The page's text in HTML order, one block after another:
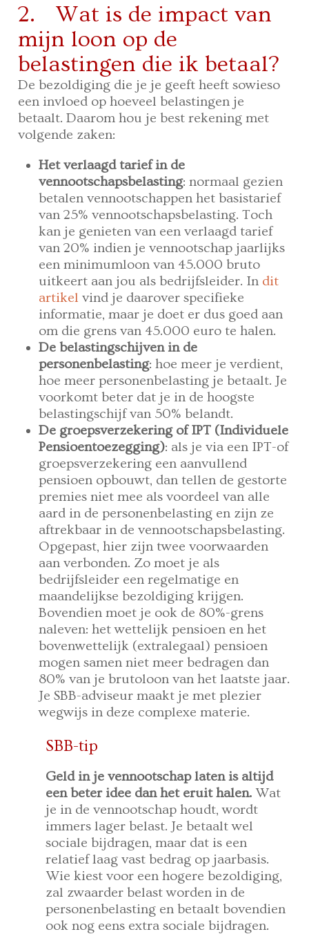
2. Wat is de impact van
mijn loon op de
belastingen die ik betaal?
De bezoldiging die je je geeft heeft sowieso
een invloed op hoeveel belastingen je
betaalt. Daarom hou je best rekening met
volgende zaken:
Het verlaagd tarief in de
vennootschapsbelasting: normaal gezien
betalen vennootschappen het basistarief
van 25% vennootschapsbelasting. Toch
kan je genieten van een verlaagd tarief
van 20% indien je vennootschap jaarlijks
een minimumloon van 45.000 bruto
uitkeert aan jou als bedrijfsleider. In dit
artikel vind je daarover specifieke
informatie, maar je doet er dus goed aan
om die grens van 45.000 euro te halen.
De belastingschijven in de
personenbelasting: hoe meer je verdient,
hoe meer personenbelasting je betaalt. Je
voorkomt beter dat je in de hoogste
belastingschijf van 50% belandt.
De groepsverzekering of IPT (Individuele
Pensioentoezegging): als je via een IPT-of
groepsverzekering een aanvullend
pensioen opbouwt, dan tellen de gestorte
premies niet mee als voordeel van alle
aard in de personenbelasting en zijn ze
aftrekbaar in de vennootschapsbelasting.
Opgepast, hier zijn twee voorwaarden
aan verbonden. Zo moet je als
bedrijfsleider een regelmatige en
maandelijkse bezoldiging krijgen.
Bovendien moet je ook de 80%-grens
naleven: het wettelijk pensioen en het
bovenwettelijk (extralegaal) pensioen
mogen samen niet meer bedragen dan
80% van je brutoloon van het laatste jaar.
Je SBB-adviseur maakt je met plezier
wegwijs in deze complexe materie.
SBB-tip
Geld in je vennootschap laten is altijd
een beter idee dan het eruit halen. Wat
je in de vennootschap houdt, wordt
immers lager belast. Je betaalt wel
sociale bijdragen, maar dat is een
relatief laag vast bedrag op jaarbasis.
Wie kiest voor een hogere bezoldiging,
zal zwaarder belast worden in de
personenbelasting en betaalt bovendien
ook nog eens extra sociale bijdragen.